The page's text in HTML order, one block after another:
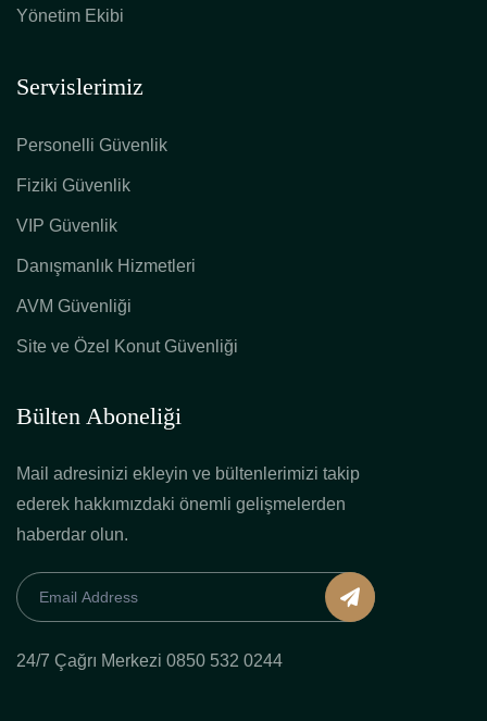
Yönetim Ekibi
Servislerimiz
Personelli Güvenlik
Fiziki Güvenlik
VIP Güvenlik
Danışmanlık Hizmetleri
AVM Güvenliği
Site ve Özel Konut Güvenliği
Bülten Aboneliği
Mail adresinizi ekleyin ve bültenlerimizi takip
ederek hakkımızdaki önemli gelişmelerden
haberdar olun.
24/7 Çağrı Merkezi 0850 532 0244